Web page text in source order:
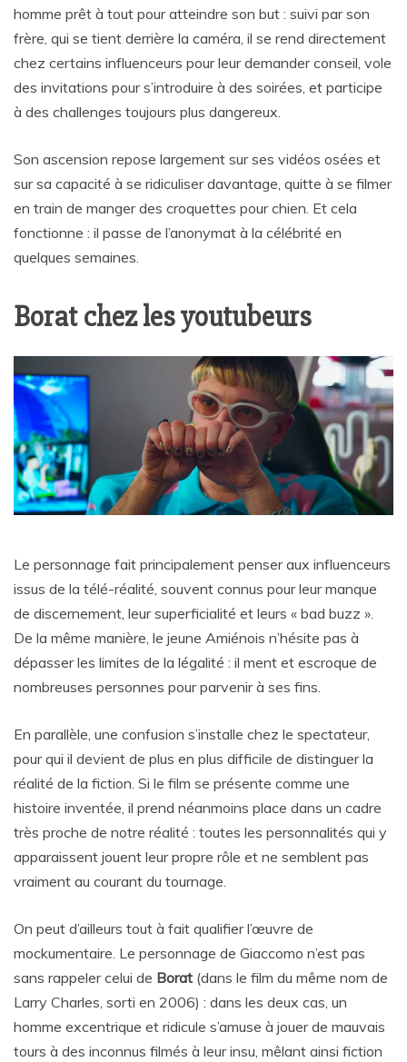
homme prêt à tout pour atteindre son but : suivi par son
frère, qui se tient derrière la caméra, il se rend directement
chez certains influenceurs pour leur demander conseil, vole
des invitations pour s’introduire à des soirées, et participe
à des challenges toujours plus dangereux.
Son ascension repose largement sur ses vidéos osées et
sur sa capacité à se ridiculiser davantage, quitte à se filmer
en train de manger des croquettes pour chien. Et cela
fonctionne : il passe de l’anonymat à la célébrité en
quelques semaines.
Borat chez les youtubeurs
Le personnage fait principalement penser aux influenceurs
issus de la télé-réalité, souvent connus pour leur manque
de discernement, leur superficialité et leurs « bad buzz ».
De la même manière, le jeune Amiénois n’hésite pas à
dépasser les limites de la légalité : il ment et escroque de
nombreuses personnes pour parvenir à ses fins.
En parallèle, une confusion s’installe chez le spectateur,
pour qui il devient de plus en plus difficile de distinguer la
réalité de la fiction. Si le film se présente comme une
histoire inventée, il prend néanmoins place dans un cadre
très proche de notre réalité : toutes les personnalités qui y
apparaissent jouent leur propre rôle et ne semblent pas
vraiment au courant du tournage.
On peut d’ailleurs tout à fait qualifier l’œuvre de
mockumentaire. Le personnage de Giaccomo n’est pas
sans rappeler celui de Borat (dans le film du même nom de
Larry Charles, sorti en 2006) : dans les deux cas, un
homme excentrique et ridicule s’amuse à jouer de mauvais
tours à des inconnus filmés à leur insu, mêlant ainsi fiction